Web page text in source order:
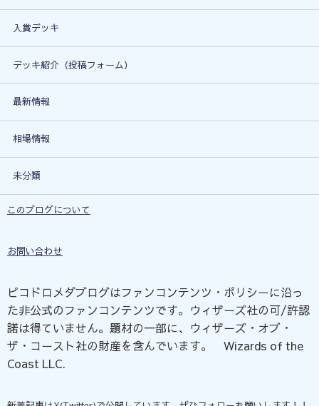
入賞デッキ
デッキ紹介（投稿フォーム）
最新情報
相場情報
未分類
このブログについて
お問い合わせ
ピコドロメダブログはファンコンテンツ・ポリシーに沿っ
た非公式のファンコンテンツです。ウィザーズ社の可/許認
諾は得ていません。題材の一部に、ウィザーズ・オブ・
ザ・コースト社の財産を含んでいます。©Wizards of the
Coast LLC.